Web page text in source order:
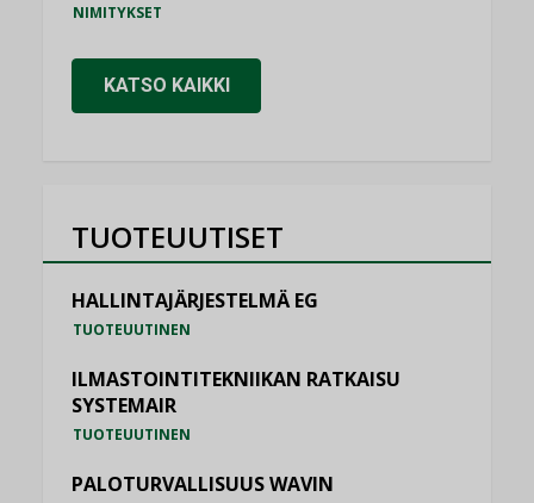
NIMITYKSET
KATSO KAIKKI
TUOTEUUTISET
HALLINTAJÄRJESTELMÄ EG
TUOTEUUTINEN
ILMASTOINTITEKNIIKAN RATKAISU
SYSTEMAIR
TUOTEUUTINEN
PALOTURVALLISUUS WAVIN